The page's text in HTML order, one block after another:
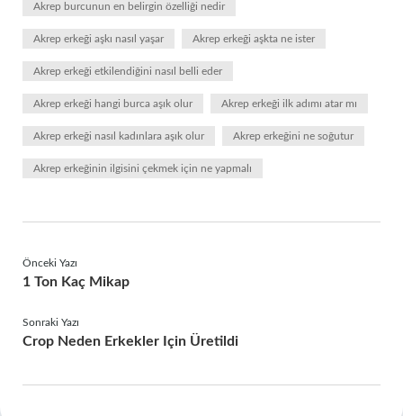
Akrep burcunun en belirgin özelliği nedir
Akrep erkeği aşkı nasıl yaşar Akrep erkeği aşkta ne ister
Akrep erkeği etkilendiğini nasıl belli eder
Akrep erkeği hangi burca aşık olur Akrep erkeği ilk adımı atar mı
Akrep erkeği nasıl kadınlara aşık olur Akrep erkeğini ne soğutur
Akrep erkeğinin ilgisini çekmek için ne yapmalı
Önceki Yazı
1 Ton Kaç Mikap
Sonraki Yazı
Crop Neden Erkekler Için Üretildi